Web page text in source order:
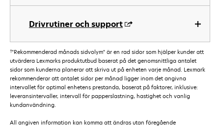
Drivrutiner och support
†"Rekommenderad månads sidvolym" är en rad sidor som hjälper kunder att
utvärdera Lexmarks produktutbud baserat på det genomsnittliga antalet
sidor som kunderna planerar att skriva ut på enheten varje månad. Lexmark
rekommenderar att antalet sidor per månad ligger inom det angivna
intervallet för optimal enhetens prestanda, baserat på faktorer, inklusive:
leveransintervaller, intervall för papperslastning, hastighet och vanlig
kundanvändning.
All angiven information kan komma att ändras utan föregående